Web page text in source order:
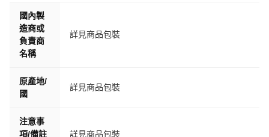
超商限重10公斤，下標時請注意重量 ↓ ↓ ↓
1L包裝機油，超商單筆最多 十罐
1L包裝煞車油，超商單筆最多 七罐
1L包裝水箱精，超商單筆最多 七罐
2L包裝機油，超商單筆最多 五罐
4L/5L包裝機油，超商單筆最多 兩桶
國內製
造商或
負責商
名稱
詳見商品包裝
原產地/
國
詳見商品包裝
注意事
項/備註
詳見商品包裝